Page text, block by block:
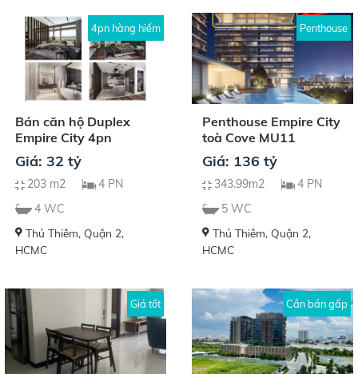
4pn hàng hiếm
Bán căn hộ Duplex
Empire City 4pn
Giá: 32 tỷ
203 m2
4 PN
4 WC
Thủ Thiêm, Quận 2,
HCMC
Penthouse
Penthouse Empire City
toà Cove MU11
Giá: 136 tỷ
343.99m2
4 PN
5 WC
Thủ Thiêm, Quận 2,
HCMC
Giá tốt Cần bán gấp